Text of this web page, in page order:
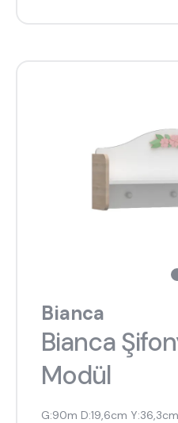
Bianca
Bianca
Modül
G:90m D:19,6cm Y:36,3cm